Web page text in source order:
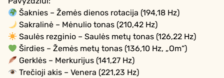
Šaknies – Žemės dienos rotacija (194,18 Hz)
Sakralinė – Mėnulio tonas (210,42 Hz)
Saulės rezginio – Saulės metų tonas (126,22 Hz)
Širdies – Žemės metų tonas (136,10 Hz, „Om“)
Gerklės – Merkurijus (141,27 Hz)
Trečioji akis – Venera (221,23 Hz)